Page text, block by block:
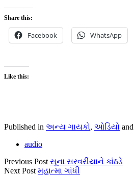
Share this:
Facebook WhatsApp
Like this:
Published in અન્ય ગાયકો, ઓડિયો and
audio
Previous Post સૂના સરવરીયાને કાંઠડે
Next Post મહાત્મા ગાંધી